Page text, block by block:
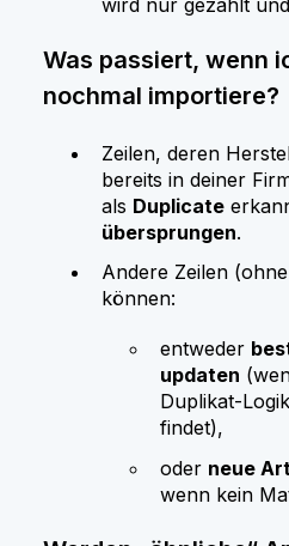
Was passiert, wenn
nochmal importiere?
Zeilen, deren
bereits in deiner
als Duplicate
übersprungen.
Andere Zeilen
können:
entweder
updaten
findet),
oder neue
wenn kein